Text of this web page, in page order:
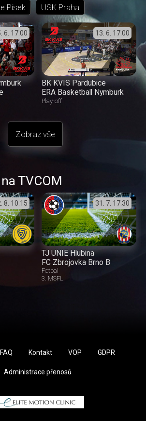
Písek
USK Praha
6. 17:00 13. 6. 17:00
BK KVIS Pardubice
ERA Basketball Nymburk
Play-off
Zobraz vše
TVCOM
8. 10:15 31. 7. 17:30
TJ UNIE Hlubina
FC Zbrojovka Brno B
Fotbal
3. MSFL
FAQ Kontakt VOP GDPR
Administrace přenosů